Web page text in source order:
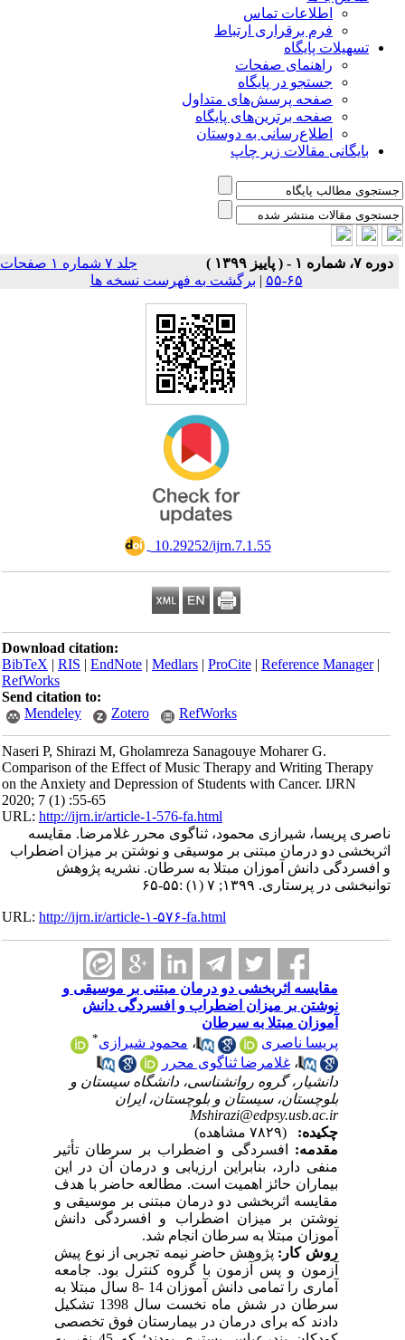
اطلاعات تماس
فرم برقراری ارتباط
تسهیلات پایگاه
راهنمای صفحات
جستجو در پایگاه
صفحه پرسش‌های متداول
صفحه برترین‌های پایگاه
اطلاع‌رسانی به دوستان
بایگانی مقالات زیر چاپ
دوره ۷، شماره ۱ - ( پاییز ۱۳۹۹ )
جلد ۷ شماره ۱ صفحات
۶۵-۵۵
|برگشت به فهرست نسخه ها
‎ 10.29252/ijrn.7.1.55
Download citation:
BibTeX|RIS|EndNote|Medlars|ProCite|Reference Manager
RefWorks
Send citation to:
Mendeley
Zotero RefWorks
Naseri P, Shirazi M, Gholamreza Sanagouye Moharer G.
Comparison of the Effect of Music Therapy and Writing Therapy
on the Anxiety and Depression of Students with Cancer. IJRN
2020; 7 (1) :55-65
URL:http://ijrn.ir/article-1-576-fa.html
ناصری پریسا، شیرازی محمود، ثناگوی محرر غلامرضا. مقایسه
اثربخشی دو درمان مبتنی بر موسیقی و نوشتن بر میزان اضطراب
و افسردگی دانش آموزان مبتلا به سرطان. نشریه پژوهش
توانبخشی در پرستاری. ۱۳۹۹; ۷ (۱) :۵۵-۶۵
URL:http://ijrn.ir/article-۱-۵۷۶-fa.html
مقایسه اثربخشی دو درمان مبتنی بر موسیقی و
نوشتن بر میزان اضطراب و افسردگی دانش
آموزان مبتلا به سرطان
پریسا ناصری
،محمود شیرازی*
،غلامرضا ثناگوی محرر
دانشیار، گروه روانشناسی، دانشگاه سیستان و
بلوچستان، سیستان و بلوچستان، ایران
Mshirazi@edpsy.usb.ac.ir
چکیده:
مقدمه:افسردگی و اضطراب بر سرطان تأثیر
منفی دارد، بنابراین ارزیابی و درمان آن در این
بیماران حائز اهمیت است. مطالعه حاضر با هدف
مقایسه اثربخشی دو درمان مبتنی بر موسیقی و
نوشتن بر میزان اضطراب و افسردگی دانش
آموزان مبتلا به سرطان انجام شد.
روش کار:پژوهش حاضر نیمه تجربی از نوع پیش
آزمون و پس آزمون با گروه کنترل بود. جامعه
آماری را تمامی دانش آموزان 14 -8 سال مبتلا به
سرطان در شش ماه نخست سال 1398 تشکیل
دادند که برای درمان در بیمارستان فوق تخصصی